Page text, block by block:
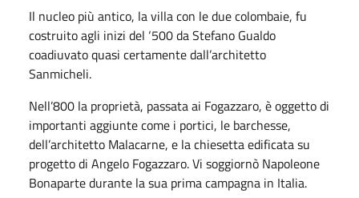
Il nucleo più antico, la villa con le due colombaie, fu
costruito agli inizi del ‘500 da Stefano Gualdo
coadiuvato quasi certamente dall’architetto
Sanmicheli.
Nell’800 la proprietà, passata ai Fogazzaro, è oggetto di
importanti aggiunte come i portici, le barchesse,
dell’architetto Malacarne, e la chiesetta edificata su
progetto di Angelo Fogazzaro. Vi soggiornò Napoleone
Bonaparte durante la sua prima campagna in Italia.